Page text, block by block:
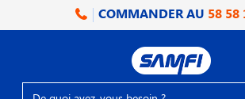
COMMANDER AU 58 58